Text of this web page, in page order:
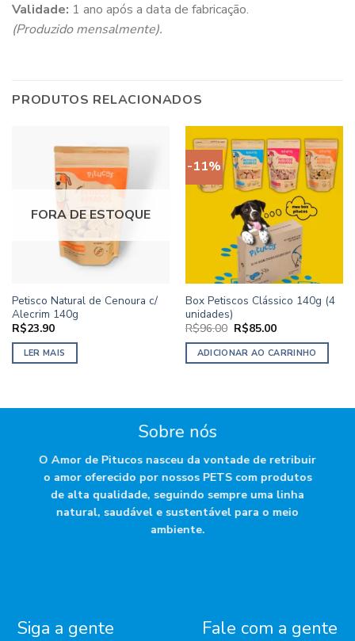
Validade: 1 ano após a data de fabricação.
(Produzido mensalmente).
PRODUTOS RELACIONADOS
FORA DE ESTOQUE
Petisco Natural de Cenoura c/
Alecrim 140g
R$23.90
LER MAIS
-11%
Box Petiscos Clássico 140g (4
unidades)
R$96.00 O
preço
original
era:
R$96.00.
R$85.00O
atual
é:
R$85.00.
ADICIONAR AO CARRINHO
Sobre nós
O Amor de Pitucos nasceu da vontade de retribuir
o amor oferecido por nossos PETS com produtos
de alta qualidade, seguindo sempre uma linha
natural, saudável e sustentável para o meio
ambiente.
Fale com a gente
Siga a gente